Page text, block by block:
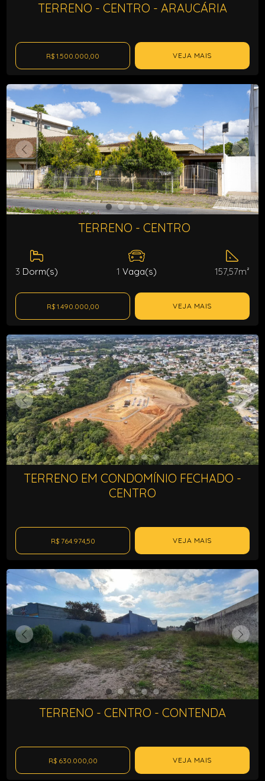
TERRENO - CENTRO - ARAUCÁRIA
R$ 1.500.000,00 VEJA MAIS
TERRENO - CENTRO
3 Dorm(s) 1 Vaga(s) 157,57m²
R$ 1.490.000,00 VEJA MAIS
TERRENO EM CONDOMÍNIO FECHADO -
CENTRO
R$ 764.974,50 VEJA MAIS
TERRENO - CENTRO - CONTENDA
R$ 630.000,00 VEJA MAIS